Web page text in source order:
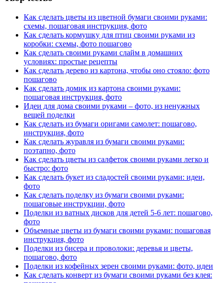
Как сделать цветы из цветной бумаги своими руками:
схемы, пошаговая инструкция, фото
Как сделать кормушку для птиц своими руками из
коробки: схемы, фото пошагово
Как сделать своими руками слайм в домашних
условиях: простые рецепты
Как сделать дерево из картона, чтобы оно стояло: фото
пошагово
Как сделать домик из картона своими руками:
пошаговая инструкция, фото
Идеи для дома своими руками – фото, из ненужных
вещей поделки
Как сделать из бумаги оригами самолет: пошагово,
инструкция, фото
Как сделать журавля из бумаги своими руками:
поэтапно, фото
Как сделать цветы из салфеток своими руками легко и
быстро: фото
Как сделать букет из сладостей своими руками: идеи,
фото
Как сделать поделку из бумаги своими руками:
пошаговые инструкции, фото
Поделки из ватных дисков для детей 5-6 лет: пошагово,
фото
Объемные цветы из бумаги своими руками: пошаговая
инструкция, фото
Поделки из бисера и проволоки: деревья и цветы,
пошагово, фото
Поделки из кофейных зерен своими руками: фото, идеи
Как сделать конверт из бумаги своими руками без клея: